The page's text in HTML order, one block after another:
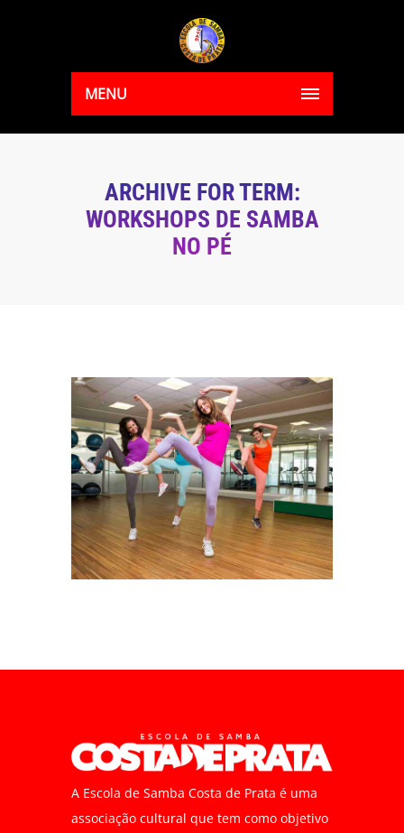
MENU
ARCHIVE FOR TERM:
WORKSHOPS DE SAMBA
NO PÉ
A Escola de Samba Costa de Prata é uma
associação cultural que tem como objetivo